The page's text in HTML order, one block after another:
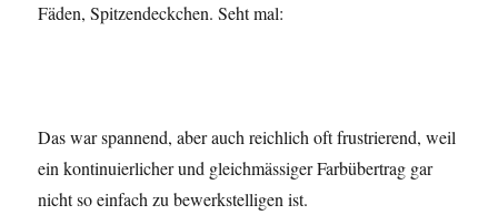
Fäden, Spitzendeckchen. Seht mal:
Das war spannend, aber auch reichlich oft frustrierend, weil
ein kontinuierlicher und gleichmässiger Farbübertrag gar
nicht so einfach zu bewerkstelligen ist.